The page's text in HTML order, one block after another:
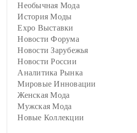
Необычная Мода
История Моды
Expo Выставки
Новости Форума
Новости Зарубежья
Новости России
Аналитика Рынка
Мировые Инновации
Женская Мода
Мужская Мода
Новые Коллекции